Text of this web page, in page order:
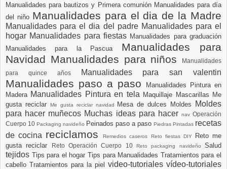
Manualidades para bautizos y Primera comunión Manualidades para día
del niño Manualidades para el dia de la Madre
Manualidades para el dia del padre Manualidades para el
hogar Manualidades para fiestas Manualidades para graduación
Manualidades para la Pascua Manualidades para
Navidad Manualidades para niños
Manualidades
para quince años
Manualidades para san valentin
Manualidades paso a paso
Manualidades Pintura en
Madera Manualidades Pintura en tela Maquillaje Mascarillas Me
gusta reciclar
Me gusta reciclar navidad Mesa de dulces Moldes
Moldes
para hacer muñecos Muchas ideas para hacer nav Operación
Cuerpo 10 Packaging navideño Peinados paso a paso Piedras Pintadas recetas
de cocina reciclamosRemedios caseros Reto fiestas DIY
Reto me
gusta reciclar
Reto Operación Cuerpo 10Reto packaging navideñoSalud
tejidos Tips para el hogarTips para Manualidades Tratamientos para el
cabello Tratamientos para la piel video-tutoriales vídeo-tutoriales